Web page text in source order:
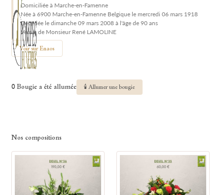
Domiciliée à Marche-en-Famenne
Née à 6900 Marche-en-Famenne Belgique le mercredi 06 mars 1918
Décédée le dimanche 09 mars 2008 à l'âge de 90 ans
Veuve de Monsieur René LAMOLINE
Voir sur Enaos
0 Bougie a été allumée 🕯 Allumer une bougie
Nos compositions